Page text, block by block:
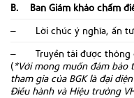
B. Ban Giám khảo chấm
– Lời chúc ý nghĩa, ấn
– Truyền tải được thông
(*Với mong muốn đảm bảo
tham gia của BGK là đại
Điều hành và Hiệu trưởng